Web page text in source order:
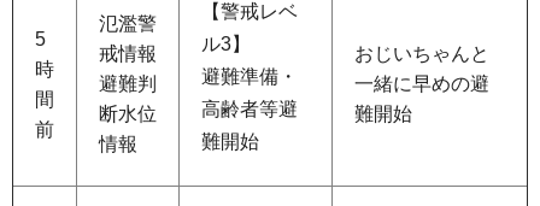
5
時
間
前
氾濫警
戒情報
避難判
断水位
情報
【警戒レベ
ル3】
避難準備・
高齢者等避
難開始
おじいちゃんと
一緒に早めの避
難開始